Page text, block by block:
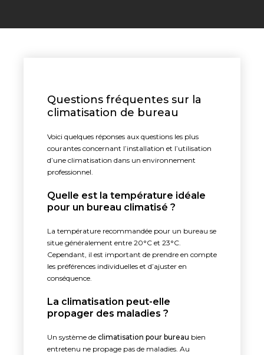
Questions fréquentes sur la
climatisation de bureau
Voici quelques réponses aux questions les plus
courantes concernant l’installation et l’utilisation
d’une climatisation dans un environnement
professionnel.
Quelle est la température idéale
pour un bureau climatisé ?
La température recommandée pour un bureau se
situe généralement entre 20°C et 23°C.
Cependant, il est important de prendre en compte
les préférences individuelles et d’ajuster en
conséquence.
La climatisation peut-elle
propager des maladies ?
Un système de climatisation pour bureau bien
entretenu ne propage pas de maladies. Au